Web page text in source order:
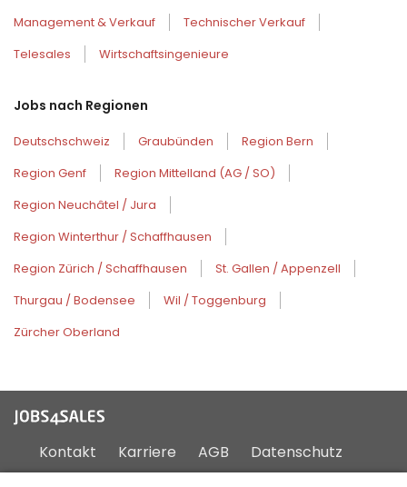
Management & Verkauf
Technischer Verkauf
Telesales
Wirtschaftsingenieure
Jobs nach Regionen
Deutschschweiz Graubünden
Region Bern
Region Genf
Region Mittelland (AG / SO)
Region Neuchâtel / Jura
Region Winterthur / Schaffhausen
Region Zürich / Schaffhausen
St. Gallen / Appenzell
Thurgau / Bodensee
Wil / Toggenburg
Zürcher Oberland
Kontakt Karriere AGB
Datenschutz